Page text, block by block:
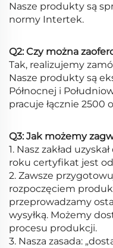
Nasze produkty są
normy Intertek.
Q2: Czy można
Tak, realizujemy
Nasze produkty są
Północnej i
pracuje łącznie 2500
Q3: Jak możemy
1. Nasz zakład
roku certyfikat jest
2. Zawsze
rozpoczęciem
przeprowadzamy
wysyłką. Możemy
procesu produkcji.
3. Nasza zasada: